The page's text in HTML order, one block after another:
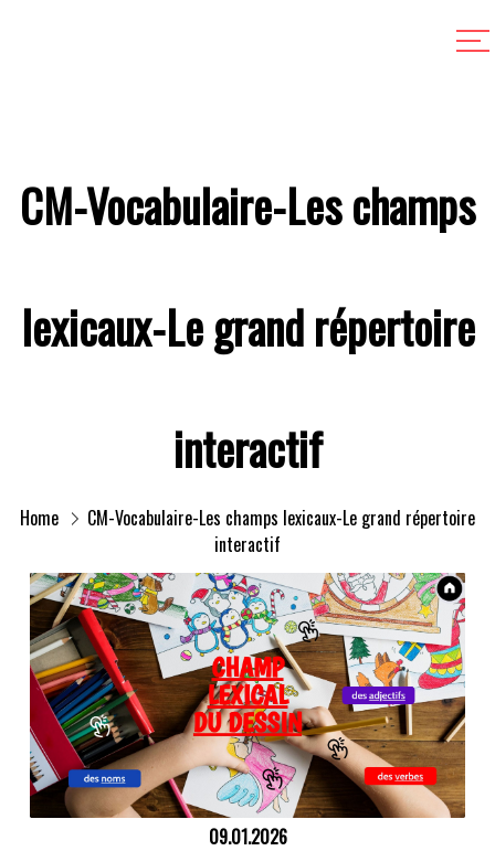
CM-Vocabulaire-Les champs
lexicaux-Le grand répertoire
interactif
Home
CM-Vocabulaire-Les champs lexicaux-Le grand répertoire
interactif
09.01.2026